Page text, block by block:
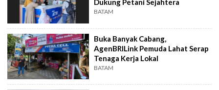
Dukung Petani Sejahtera
BATAM
Buka Banyak Cabang,
AgenBRILink Pemuda Lahat Serap
Tenaga Kerja Lokal
BATAM